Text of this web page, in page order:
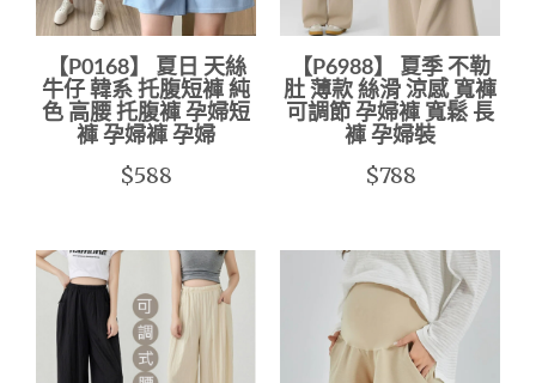
【P0168】 夏日 天絲
牛仔 韓系 托腹短褲 純
色 高腰 托腹褲 孕婦短
褲 孕婦褲 孕婦
$588
【P6988】 夏季 不勒
肚 薄款 絲滑 涼感 寬褲
可調節 孕婦褲 寬鬆 長
褲 孕婦裝
$788